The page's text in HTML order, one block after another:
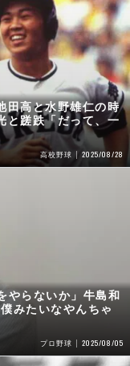
田高と水野雄仁の時
と蹉跌「だって、一
高校野球 2025/08/28
やらないか」牛島和
みたいなやんちゃ
プロ野球 2025/08/05